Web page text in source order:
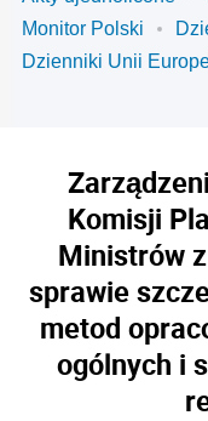
Monitor Polski
Dzienniki Unii
Komisji
Ministrów
sprawie
metod
ogólnych i